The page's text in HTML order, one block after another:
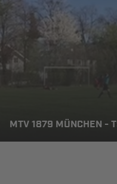
MTV 1879 MÜNCHEN -